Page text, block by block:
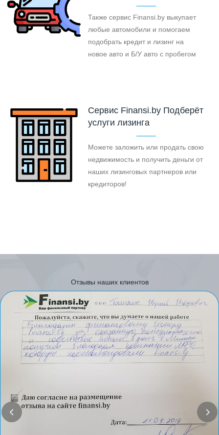
Также сервис Finansi.by выкупает
любые автомобили и помогаем
подобрать кредит и лизинг на
новое авто и Б/У авто с пробегом
Cервис Finansi.by Подберёт
услуги лизинга
Можете заложить или продать свою
недвижимость и получить деньги от
наших лизинговых партнеров или
кредиторов!
Отзывы наших клиентов